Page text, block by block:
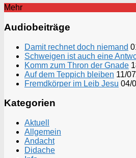
Mehr
Audiobeiträge
Damit rechnet doch niemand
Schweigen ist auch eine
Komm zum Thron der Gnade
Auf dem Teppich bleiben 11/
Fremdkörper im Leib Jesu 04/
Kategorien
Aktuell
Allgemein
Andacht
Didache